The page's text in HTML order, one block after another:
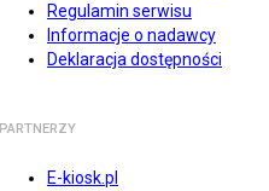
Regulamin serwisu
Informacje o nadawcy
Deklaracja dostępności
PARTNERZY
E-kiosk.pl